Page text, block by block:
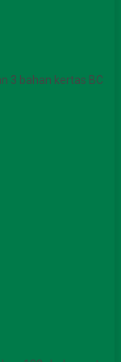
3 bahan kertas BC